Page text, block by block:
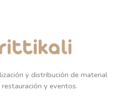
y distribución de material
y eventos.